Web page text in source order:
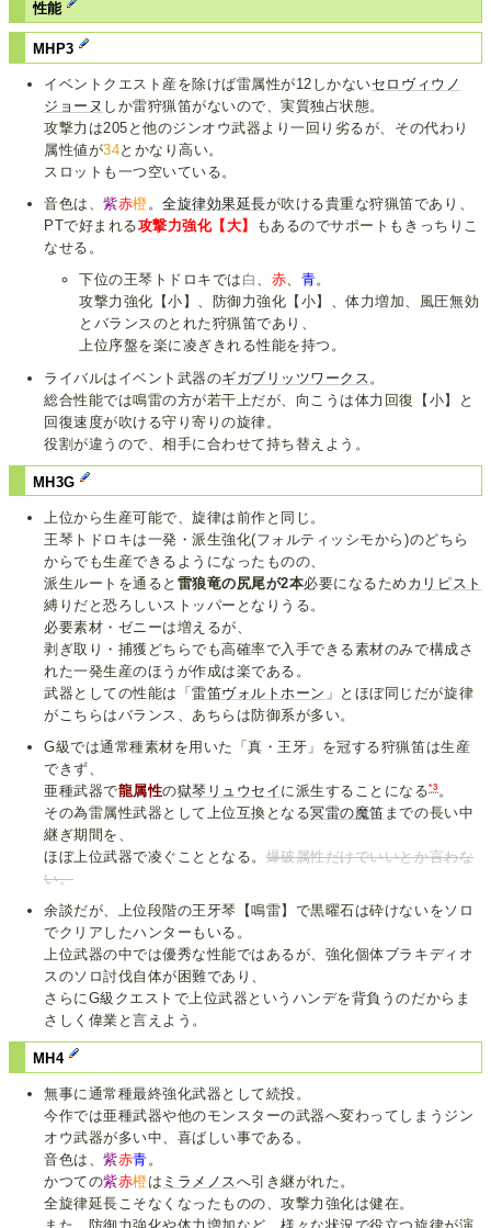
性能
MHP3
イベントクエスト産を除けば雷属性が12しかないセロヴィウノ
ジョーヌ しか雷狩猟笛がないので、実質独占状態。
攻撃力は205と他のジンオウ武器より一回り劣るが、その代わり
属性値が34とかなり高い。
スロットも一つ空いている。
音色は、紫赤橙。全旋律効果延長が吹ける貴重な狩猟笛であり、
PTで好まれる攻撃力強化【大】
もあるのでサポートもきっちりこ
なせる。
下位の王琴トドロキでは 白 、 赤、 青。
攻撃力強化【小】、防御力強化【小】、体力増加、風圧無効
とバランスのとれた狩猟笛であり、
上位序盤を楽に凌ぎきれる性能を持つ。
ライバルはイベント武器のギガブリッツワークス 。
総合性能では鳴雷の方が若干上だが、向こうは体力回復【小】と
回復速度が吹ける守り寄りの旋律。
役割が違うので、相手に合わせて持ち替えよう。
MH3G
上位から生産可能で、旋律は前作と同じ。
王琴トドロキは一発・派生強化(フォルティッシモから)のどちら
からでも生産できるようになったものの、
派生ルートを通ると 雷狼竜の尻尾が2本必要になるため カリピスト
縛りだと恐ろしいストッパーとなりうる。
必要素材・ゼニーは増えるが、
剥ぎ取り・捕獲どちらでも高確率で入手できる素材のみで構成さ
れた一発生産のほうが作成は楽である。
武器としての性能は「雷笛ヴォルトホーン 」とほぼ同じだが旋律
がこちらはバランス、あちらは防御系が多い。
G級では通常種素材を用いた「真・王牙」を冠する狩猟笛は生産
できず、
亜種武器で龍属性の獄琴リュウセイ に派生することになる*3。
その為雷属性武器として上位互換となる冥雷の魔笛 までの長い中
継ぎ期間を、
ほぼ上位武器で凌ぐこととなる。 爆破属性だけでいいとか言わな
い。
余談だが、上位段階の王牙琴【鳴雷】で黒曜石は砕けないをソロ
でクリアしたハンターもいる。
上位武器の中では優秀な性能ではあるが、強化個体ブラキディオ
スのソロ討伐自体が困難であり、
さらにG級クエストで上位武器というハンデを背負うのだからま
さしく偉業と言えよう。
MH4
無事に通常種最終強化武器として続投。
今作では亜種武器や他のモンスターの武器へ変わってしまうジン
オウ武器が多い中、喜ばしい事である。
音色は、紫赤青 。
かつての紫赤橙は ミラメノス へ引き継がれた。
全旋律延長こそなくなったものの、攻撃力強化は健在。